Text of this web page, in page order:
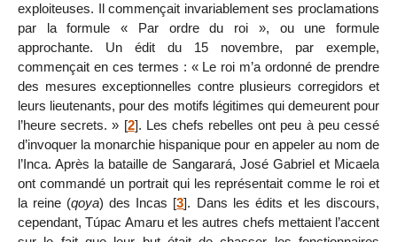
exploiteuses. Il commençait invariablement ses proclamations
par la formule « Par ordre du roi », ou une formule
approchante. Un édit du 15 novembre, par exemple,
commençait en ces termes : « Le roi m’a ordonné de prendre
des mesures exceptionnelles contre plusieurs corregidors et
leurs lieutenants, pour des motifs légitimes qui demeurent pour
l’heure secrets. » [2]. Les chefs rebelles ont peu à peu cessé
d’invoquer la monarchie hispanique pour en appeler au nom de
l’Inca. Après la bataille de Sangarará, José Gabriel et Micaela
ont commandé un portrait qui les représentait comme le roi et
la reine (qoya) des Incas [3]. Dans les édits et les discours,
cependant, Túpac Amaru et les autres chefs mettaient l’accent